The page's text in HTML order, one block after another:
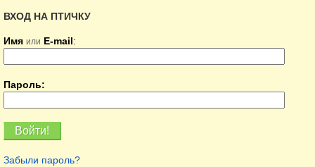
ВХОД НА ПТИЧКУ
Имя или E-mail:
Пароль:
Забыли пароль?